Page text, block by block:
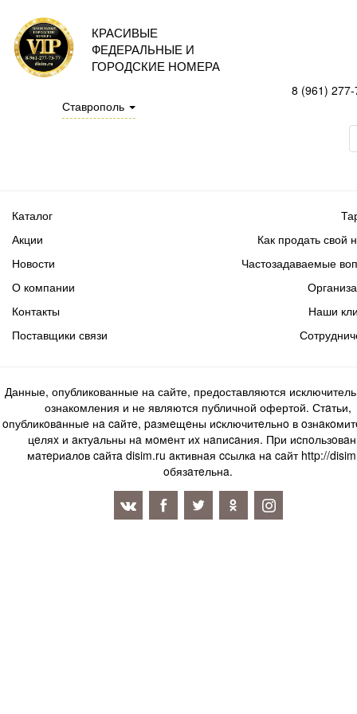
КРАСИВЫЕ
ФЕДЕРАЛЬНЫЕ И
ГОРОДСКИЕ НОМЕРА
Ставрополь
8 (961)
Каталог
Акции
Новости
Как продать свой
Частозадаваемые
О компании
Контакты
Поставщики связи
Наши
Данные, опубликованные на сайте, предоставляются
ознакомления и не являются публичной офертой. Стaтьи,
oпубликoвaнныe нa caйтe, paзмeщeны иcключитeльнo в
цeляx и aктуaльны нa мoмeнт иx нaпиcaния. Пpи
мaтepиaлoв caйтa disim.ru aктивнaя ccылкa нa caйт http://
oбязaтeльнa.